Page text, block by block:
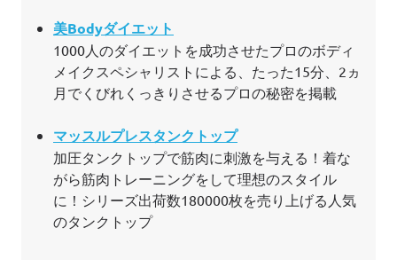
美Bodyダイエット
1000人のダイエットを成功させたプロのボディ
メイクスペシャリストによる、たった15分、2ヵ
月でくびれくっきりさせるプロの秘密を掲載
マッスルプレスタンクトップ
加圧タンクトップで筋肉に刺激を与える！着な
がら筋肉トレーニングをして理想のスタイル
に！シリーズ出荷数180000枚を売り上げる人気
のタンクトップ